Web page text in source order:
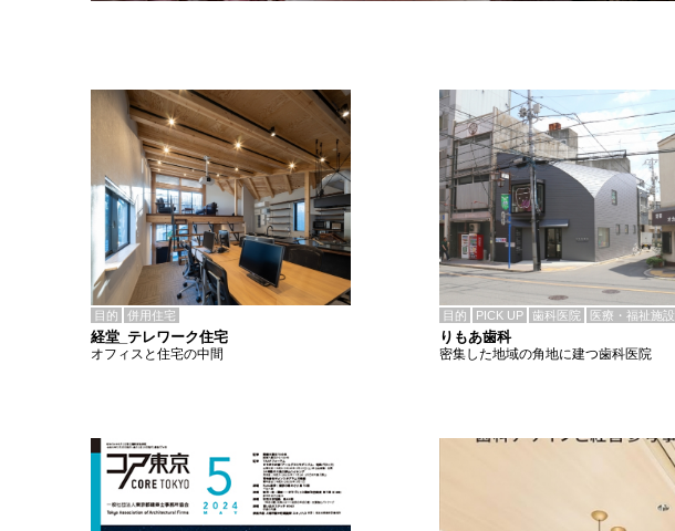
目的 併用住宅
経堂_テレワーク住宅
オフィスと住宅の中間
目的 PICK UP 歯科医院 医療・福祉施設
りもあ歯科
密集した地域の角地に建つ歯科医院